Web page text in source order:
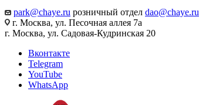
park@chaye.ru розничный отдел dao@chaye.ru
г. Москва, ул. Песочная аллея 7а
г. Москва, ул. Садовая-Кудринская 20
Вконтакте
Telegram
YouTube
WhatsApp